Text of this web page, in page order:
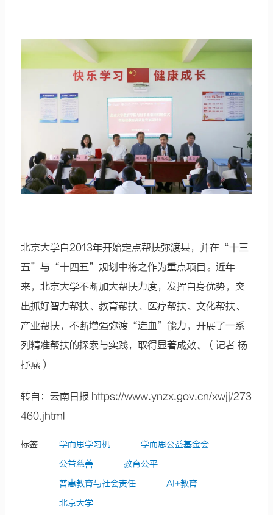
北京大学自2013年开始定点帮扶弥渡县，并在“十三
五”与“十四五”规划中将之作为重点项目。近年
来，北京大学不断加大帮扶力度，发挥自身优势，突
出抓好智力帮扶、教育帮扶、医疗帮扶、文化帮扶、
产业帮扶，不断增强弥渡“造血”能力，开展了一系
列精准帮扶的探索与实践，取得显著成效。（记者 杨
抒燕）
转自：云南日报 https://www.ynzx.gov.cn/xwjj/273
460.jhtml
标签 学而思学习机
学而思公益基金会
公益慈善
教育公平
普惠教育与社会责任
AI+教育
北京大学